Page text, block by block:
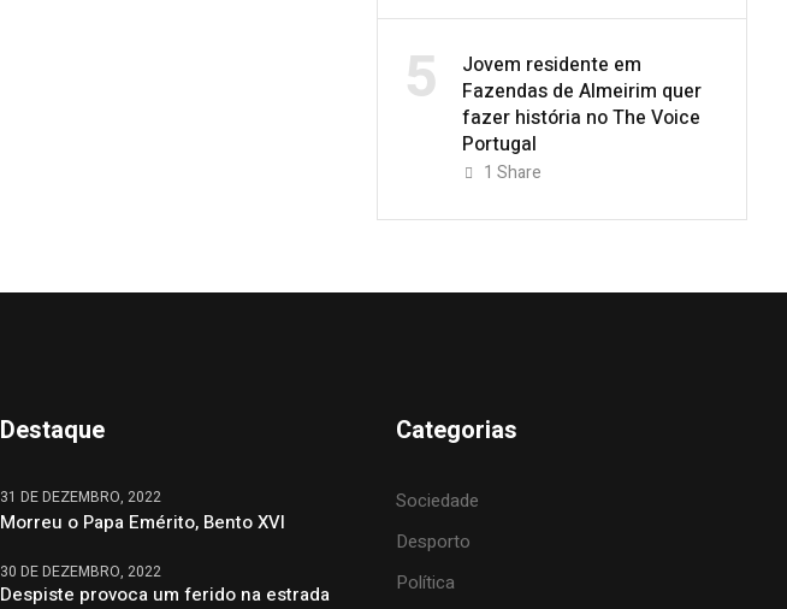
5
Jovem residente em
Fazendas de Almeirim quer
fazer história no The Voice
Portugal
1 Share
Destaque
31 DE DEZEMBRO, 2022
Morreu o Papa Emérito, Bento XVI
30 DE DEZEMBRO, 2022
Despiste provoca um ferido na estrada
Categorias
Sociedade
Desporto
Política